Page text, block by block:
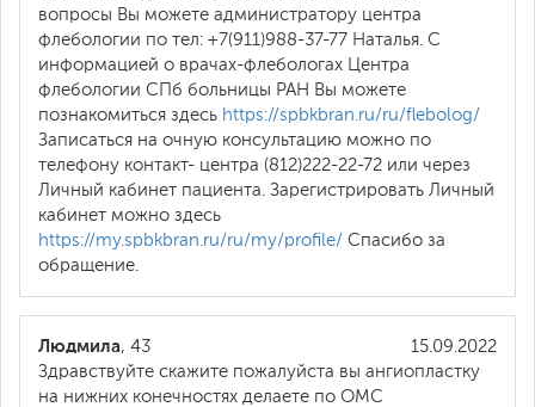
вопросы Вы можете администратору центра
флебологии по тел: +7(911)988-37-77 Наталья. С
информацией о врачах-флебологах Центра
флебологии СПб больницы РАН Вы можете
познакомиться здесь https://spbkbran.ru/ru/flebolog/
Записаться на очную консультацию можно по
телефону контакт- центра (812)222-22-72 или через
Личный кабинет пациента. Зарегистрировать Личный
кабинет можно здесь
https://my.spbkbran.ru/ru/my/profile/ Спасибо за
обращение.
15.09.2022
Людмила, 43
Здравствуйте скажите пожалуйста вы ангиопластку
на нижних конечностях делаете по ОМС